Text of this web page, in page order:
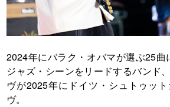
2024年にバラク・オバマが選ぶ25
ジャズ・シーンをリードするバンド
ヴが2025年にドイツ・シュトゥッ
ヴ。